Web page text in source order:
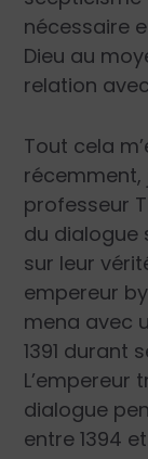
nécessaire
Dieu au
relation
Tout cela
récemment,
professeur
du dialogue
sur leur
empereur
mena avec
1391 durant
dialogue
entre 1394